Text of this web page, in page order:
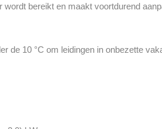
bereikt en maakt voortdurend
de 10 °C om leidingen in onbezette